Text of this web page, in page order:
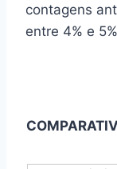
contagens
entre 4% e